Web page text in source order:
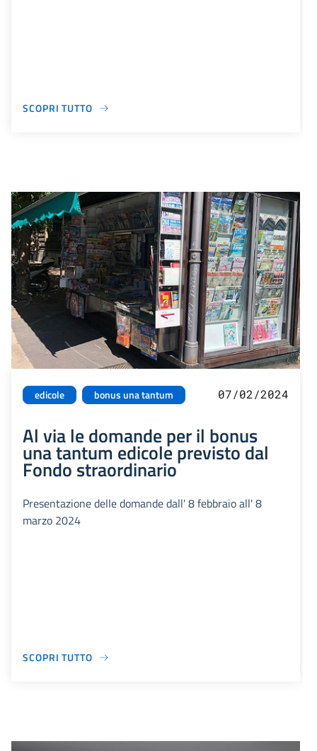
SCOPRI TUTTO
edicole bonus una tantum 07/02/2024
Al via le domande per il bonus
una tantum edicole previsto dal
Fondo straordinario
Presentazione delle domande dall' 8 febbraio all' 8
marzo 2024
SCOPRI TUTTO